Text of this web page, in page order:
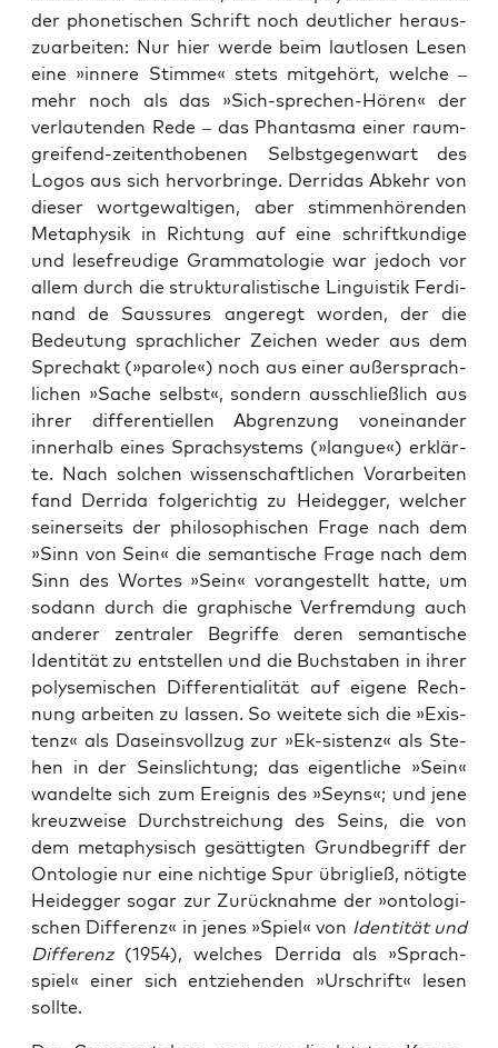
der pho­ne­ti­schen Schrift noch deut­li­cher her­aus­
zu­ar­bei­ten: Nur hier wer­de beim laut­lo­sen Lesen
eine »inne­re Stim­me« stets mit­ge­hört, wel­che –
mehr noch als das »Sich-spre­chen-Hören« der
ver­lau­ten­den Rede – das Phan­tas­ma einer raum­
grei­fend-zei­tent­ho­be­nen Selbst­ge­gen­wart des
Logos aus sich her­vor­brin­ge. Der­ri­das Abkehr von
die­ser wort­ge­wal­ti­gen, aber stim­men­hö­ren­den
Meta­phy­sik in Rich­tung auf eine schrift­kun­di­ge
und lese­freu­di­ge Gram­ma­to­lo­gie war jedoch vor
allem durch die struk­tu­ra­lis­ti­sche Lin­gu­is­tik Fer­di­
nand de Sauss­u­res ange­regt wor­den, der die
Bedeu­tung sprach­li­cher Zei­chen weder aus dem
Sprech­akt (»paro­le«) noch aus einer außer­sprach­
li­chen »Sache selbst«, son­dern aus­schließ­lich aus
ihrer dif­fe­ren­ti­el­len Abgren­zung von­ein­an­der
inner­halb eines Sprach­sys­tems (»lan­gue«) erklär­
te. Nach sol­chen wis­sen­schaft­li­chen Vor­ar­bei­ten
fand Der­ri­da fol­ge­rich­tig zu Heid­eg­ger, wel­cher
sei­ner­seits der phi­lo­so­phi­schen Fra­ge nach dem
»Sinn von Sein« die seman­ti­sche Fra­ge nach dem
Sinn des Wor­tes »Sein« vor­an­ge­stellt hat­te, um
sodann durch die gra­phi­sche Ver­frem­dung auch
ande­rer zen­tra­ler Begrif­fe deren seman­ti­sche
Iden­ti­tät zu ent­stel­len und die Buch­sta­ben in ihrer
poly­se­mi­schen Dif­fe­ren­tia­li­tät auf eige­ne Rech­
nung arbei­ten zu las­sen. So wei­te­te sich die »Exis­
tenz« als Daseins­voll­zug zur »Ek-sis­tenz« als Ste­
hen in der Seins­lich­tung; das eigent­li­che »Sein«
wan­del­te sich zum Ereig­nis des »Seyns«; und jene
kreuz­wei­se Durch­strei­chung des Seins, die von
dem meta­phy­sisch gesät­tig­ten Grund­be­griff der
Onto­lo­gie nur eine nich­ti­ge Spur übri­gließ, nötig­te
Heid­eg­ger sogar zur Zurück­nah­me der »onto­lo­gi­
schen Dif­fe­renz« in jenes »Spiel« von Iden­ti­tät und
Dif­fe­renz(1954), wel­ches Der­ri­da als »Sprach­
spiel« einer sich ent­zie­hen­den »Urschrift« lesen
sollte.